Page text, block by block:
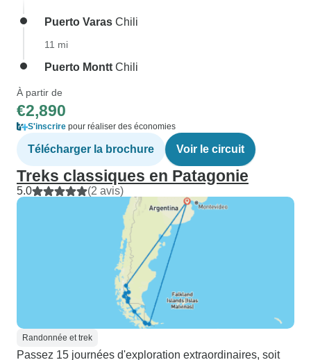
Puerto Varas Chili
11 mi
Puerto Montt Chili
À partir de
€2,890
S'inscrire pour réaliser des économies
Télécharger la brochure Voir le circuit
Treks classiques en Patagonie
5.0 (2 avis)
Randonnée et trek
Passez 15 journées d'exploration extraordinaires, soit